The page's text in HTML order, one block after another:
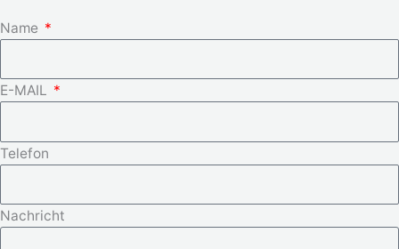
Name
E-MAIL
Telefon
Nachricht